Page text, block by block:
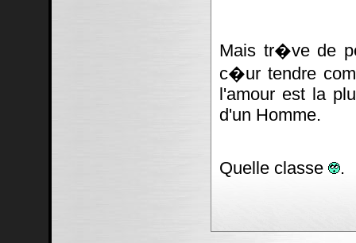
Mais tr�ve de
c�ur tendre
l'amour est la
d'un Homme.
Quelle classe .